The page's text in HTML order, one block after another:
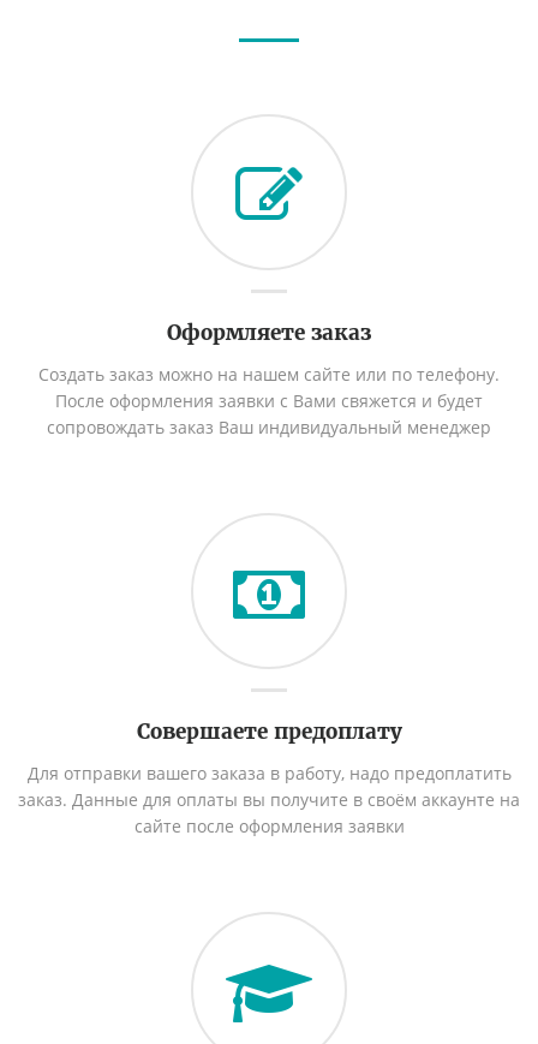
Оформляете заказ
Создать заказ можно на нашем сайте или по телефону.
После оформления заявки с Вами свяжется и будет
сопровождать заказ Ваш индивидуальный менеджер
Совершаете предоплату
Для отправки вашего заказа в работу, надо предоплатить
заказ. Данные для оплаты вы получите в своём аккаунте на
сайте после оформления заявки